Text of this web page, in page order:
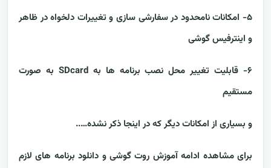
۵- امکانات نامحدود در سفارشی سازی و تغییرات دلخواه در ظاهر
و اینترفیس گوشی
۶- قابلیت تغییر محل نصب برنامه ها به SDcard به صورت
مستقیم
و بسیاری از امکانات دیگر که در اینجا ذکر نشده…..
برای مشاهده ادامه آموزش روت گوشی و دانلود برنامه های لازم